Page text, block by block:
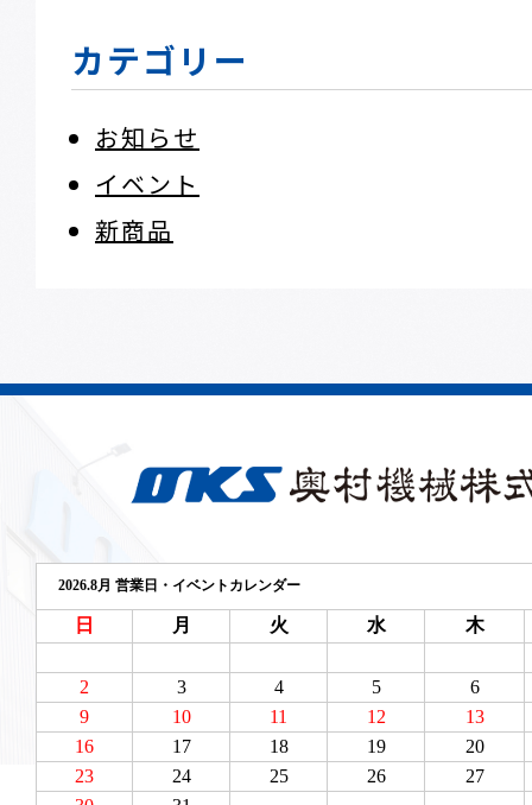
カテゴリー
お知らせ
イベント
新商品